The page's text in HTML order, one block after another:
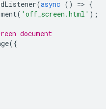
(async () => {
( 'off_screen.html' );
document
({